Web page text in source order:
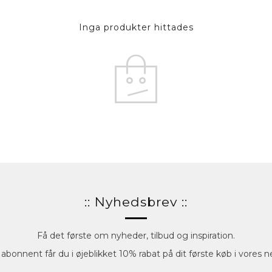
Inga produkter hittades
:: Nyhedsbrev ::
Få det første om nyheder, tilbud og inspiration.
får du i øjeblikket 10% rabat på dit første køb i vores